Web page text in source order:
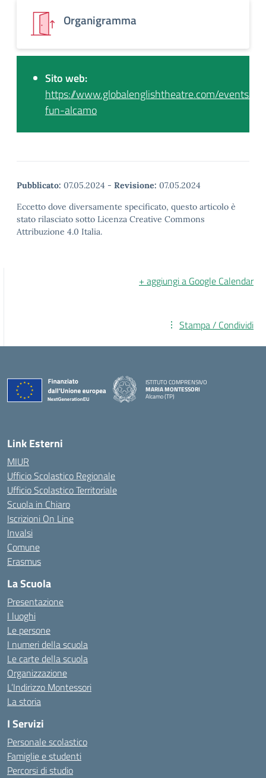
Organigramma
Sito web:
https://www.globalenglishtheatre.com/events/
fun-alcamo
Pubblicato: 07.05.2024 - Revisione: 07.05.2024
Eccetto dove diversamente specificato, questo articolo è
stato rilasciato sotto Licenza Creative Commons
Attribuzione 4.0 Italia.
+ aggiungi a Google Calendar
Stampa / Condividi
ISTITUTO COMPRENSIVO
MARIA MONTESSORI
Alcamo (TP)
Link Esterni
MIUR
Ufficio Scolastico Regionale
Ufficio Scolastico Territoriale
Scuola in Chiaro
Iscrizioni On Line
Invalsi
Comune
Erasmus
La Scuola
Presentazione
I luoghi
Le persone
I numeri della scuola
Le carte della scuola
Organizzazione
L’Indirizzo Montessori
La storia
I Servizi
Personale scolastico
Famiglie e studenti
Percorsi di studio